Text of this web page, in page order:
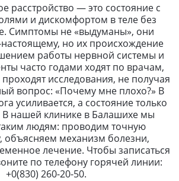
расстройство — это состояние с
и дискомфортом в теле без
Симптомы не «выдуманы», они
но их происхождение
работы нервной системы и
часто годами ходят по врачам,
исследования, не получая
вопрос: «Почему мне плохо?» В
усиливается, а состояние только
В нашей клинике в Балашихе мы
людям: проводим точную
объясняем механизм болезни,
лечение. Чтобы записаться
по телефону горячей линии:
+0(830) 260-20-50.